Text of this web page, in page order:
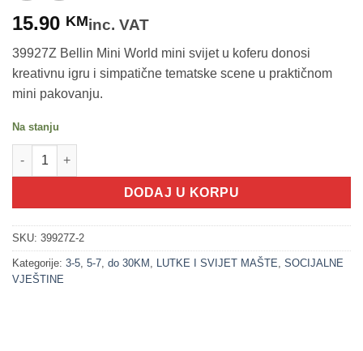
15.90 KMinc. VAT
39927Z Bellin Mini World mini svijet u koferu donosi
kreativnu igru i simpatične tematske scene u praktičnom
mini pakovanju.
Na stanju
200311-2 Kuhinja - Bellin mini svijet u koferu (11x10x5cm)
DODAJ U KORPU
SKU: 39927Z-2
Kategorije: 3-5 5-7 do 30KM LUTKE I SVIJET MAŠTE SOCIJALNE
VJEŠTINE